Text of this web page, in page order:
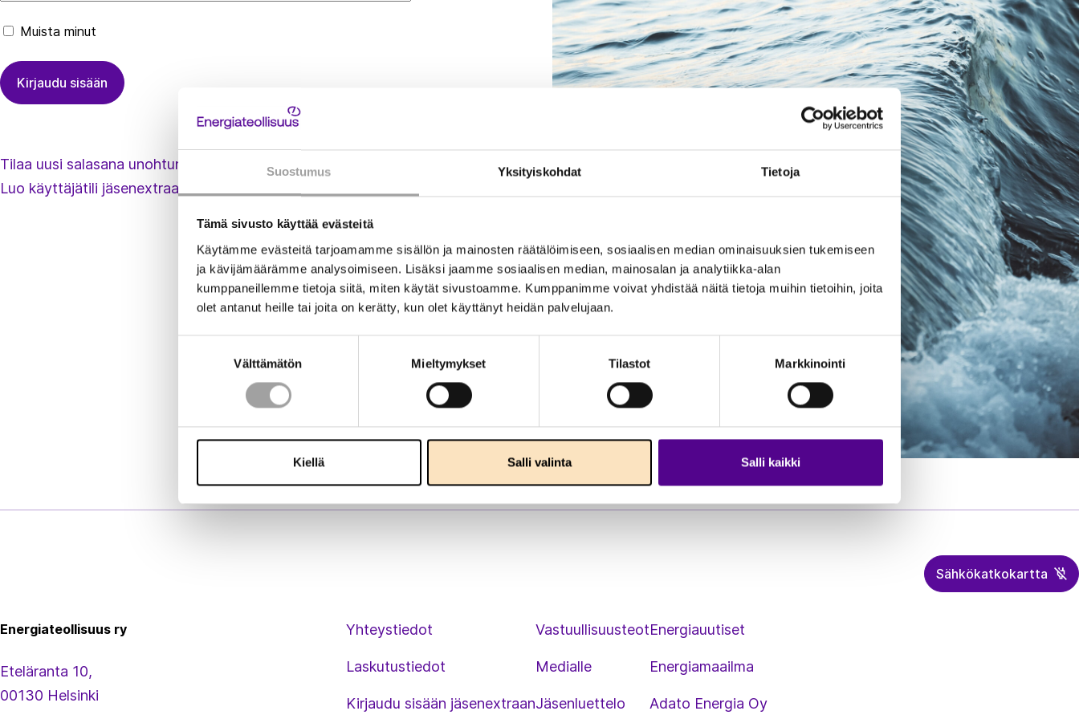
Suostumus Yksityiskohdat Tietoja
Tämä sivusto käyttää evästeitä
Käytämme evästeitä tarjoamamme sisällön ja mainosten räätälöimiseen, sosiaalisen median ominaisuuksien tukemiseen
ja kävijämäärämme analysoimiseen. Lisäksi jaamme sosiaalisen median, mainosalan ja analytiikka-alan
kumppaneillemme tietoja siitä, miten käytät sivustoamme. Kumppanimme voivat yhdistää näitä tietoja muihin tietoihin, joita
olet antanut heille tai joita on kerätty, kun olet käyttänyt heidän palvelujaan.
Välttämätön Mieltymykset Tilastot Markkinointi
Kiellä Salli valinta Salli kaikki
Muista minut
Tilaa uusi salasana unohtuneen tilalle
Luo käyttäjätili jäsenextraan
Sähkökatkokartta
Energiateollisuus ry
Eteläranta 10,
00130 Helsinki
Yhteystiedot
Laskutustiedot
Kirjaudu sisään jäsenextraan
Vastuullisuusteot
Medialle
Jäsenluettelo
Energiauutiset
Energiamaailma
Adato Energia Oy